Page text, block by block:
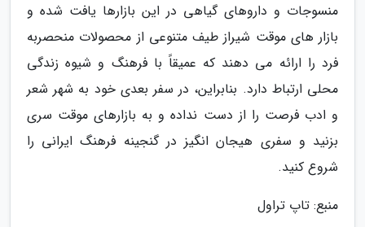
منسوجات و داروهای گیاهی در این بازارها یافت شده و
بازار های موقت شیراز طیف متنوعی از محصولات منحصربه
فرد را ارائه می دهند که عمیقاً با فرهنگ و شیوه زندگی
محلی ارتباط دارد. بنابراین، در سفر بعدی خود به شهر شعر
و ادب فرصت را از دست نداده و به بازارهای موقت سری
بزنید و سفری هیجان انگیز در گنجینه فرهنگ ایرانی را
شروع کنید.
منبع: تاپ تراول